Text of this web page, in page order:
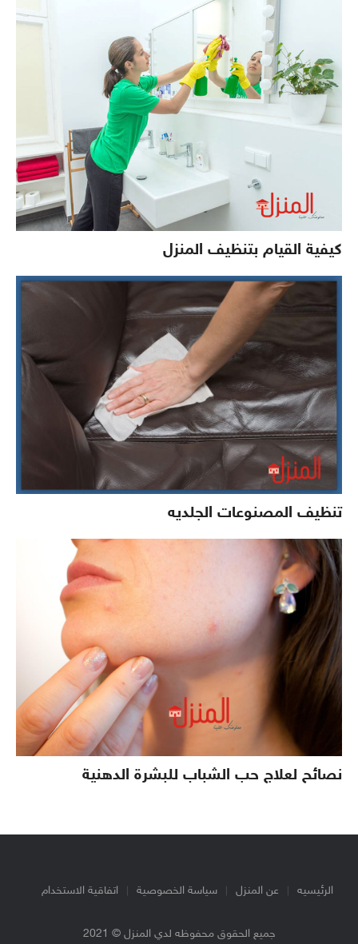
كيفية القيام بتنظيف المنزل
تنظيف المصنوعات الجلديه
نصائح لعلاج حب الشباب للبشرة الدهنية
الرئيسيه عن المنزل سياسة الخصوصية اتفاقية الاستخدام
جميع الحقوق محفوظه لدي المنزل © 2021